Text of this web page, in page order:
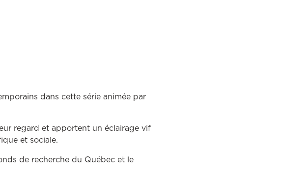
dans cette série animée par
regard et apportent un éclairage vif
et sociale.
de recherche du Québec et le